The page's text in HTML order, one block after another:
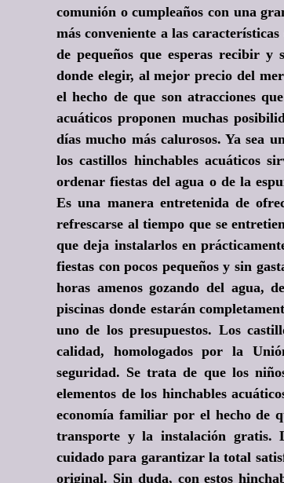
comunión o cumpleaños con una
más conveniente a las
de pequeños que esperas recibir y
donde elegir, al mejor precio del
el hecho de que son atracciones
acuáticos proponen muchas
días mucho más calurosos. Ya sea
los castillos hinchables acuáticos
ordenar fiestas del agua o de la
Es una manera entretenida de
refrescarse al tiempo que se
que deja instalarlos en
fiestas con pocos pequeños y sin
horas amenos gozando del agua,
piscinas donde estarán
uno de los presupuestos. Los
calidad, homologados por la
seguridad. Se trata de que los
elementos de los hinchables
economía familiar por el hecho de
transporte y la instalación gratis.
cuidado para garantizar la total
original. Sin duda, con estos